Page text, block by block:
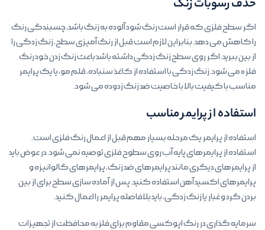
حذف رسوبات زنگ
اگر سطح فلزی که قرار است رنگ شود آلوده به زنگ باشد، چسبندگی رنگ
را کاهش می دهد. بنابراین لازم است قبل از رنگ آمیزی سطح، زنگ زدگی را
از بین ببرید. اگر روی سطح زنگ زدگی داشته باشد باعث زنگ زدن خود رنگ
فلز ۰ می شود. زنگ زدگی با استفاده از کاغذ سنباده، قلم مو، یا یک پرایمر
مناسب با کیفیت بالا با خاصیت ضد زنگ زدوده می شود.
استفاده از پرایمر مناسب
استفاده از پرایمر یک مرحله بسیار مهم قبل از اعمال رنگ فلزی است.
استفاده از پرایمرهای پایه آب روی سطوح فلزی توصیه نمی شود. در عوض باید
از پرایمرهای دیگری مانند پرایمرهای ضد زنگ، پرایمرهای گالوانیزه و
پرایمرهای اکسید آهن استفاده کنید. پس از آماده سازی سطح برای از بین
بردن گرد و غبار یا زنگ زدگی، باید بلافاصله پرایمر را اعمال کنید.
سرمایه گذاری در رنگ اپوکسی مقاوم برای فلز به محافظت از تجهیزات